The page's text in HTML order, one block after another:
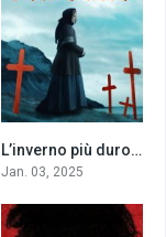
5.7L’inverno più duro (2025)
Jan. 03, 2025